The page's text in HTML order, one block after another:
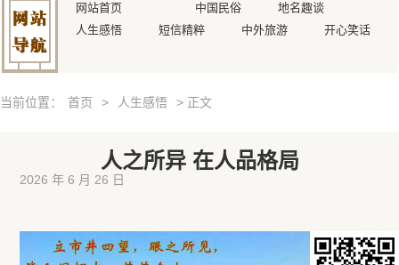
网站首页 中国民俗
地名趣谈
人生感悟
短信精粹 中外旅游 开心笑话
当前位置： 首页 > 人生感悟 > 正文
人之所异 在人品格局
2026 年 6 月 26 日